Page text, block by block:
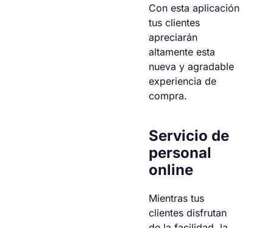
Con esta aplicación
tus clientes
apreciarán
altamente esta
nueva y agradable
experiencia de
compra.
Servicio de
personal
online
Mientras tus
clientes disfrutan